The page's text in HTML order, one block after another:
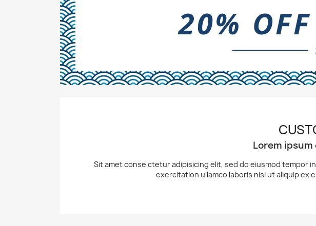
Lorem
Sit amet conse ctetur adipisicing elit, sed do eiusmod tempor
exercitation ullamco laboris nisi ut aliquip ex